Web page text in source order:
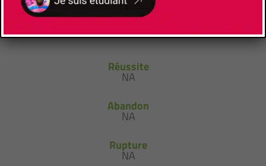
Réussite
NA
Abandon
NA
Rupture
NA